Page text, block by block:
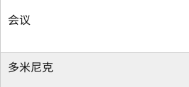
会议
多米尼克